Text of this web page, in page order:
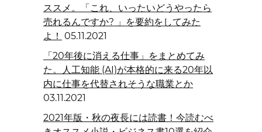
ススメ。「これ、いったいどうやったら
売れるんですか? 」を要約をしてみた
よ！ 05.11.2021
「20年後に消える仕事」をまとめてみ
た。人工知能 (AI)が本格的に来る20年以
内に仕事を代替されそうな職業とか
03.11.2021
2021年版・秋の夜長には読書！今読むべ